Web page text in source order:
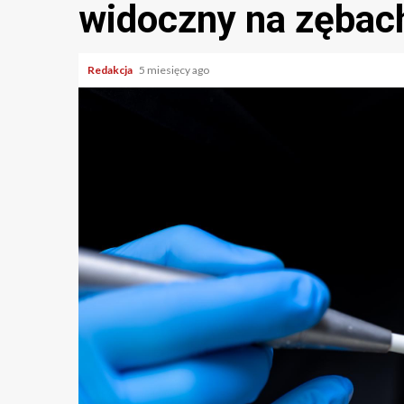
widoczny na
Redakcja 5 miesięcy ago